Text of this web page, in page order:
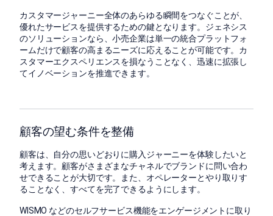
カスタマージャーニー全体のあらゆる瞬間をつなぐことが、
優れたサービスを提供するための鍵となります。ジェネシス
のソリューションなら、小売企業は単一の統合プラットフォ
ームだけで顧客の高まるニーズに応えることが可能です。カ
スタマーエクスペリエンスを損なうことなく、迅速に拡張し
てイノベーションを推進できます。
顧客の望む条件を整備
顧客は、自分の思いどおりに購入ジャーニーを体験したいと
考えます。顧客がさまざまなチャネルでブランドに問い合わ
せできることが大切です。また、オペレーターとやり取りす
ることなく、すべてを完了できるようにします。
WISMO などのセルフサービス機能をエンゲージメントに取り